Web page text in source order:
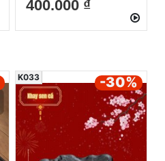
400.000 ₫
K033 -30%